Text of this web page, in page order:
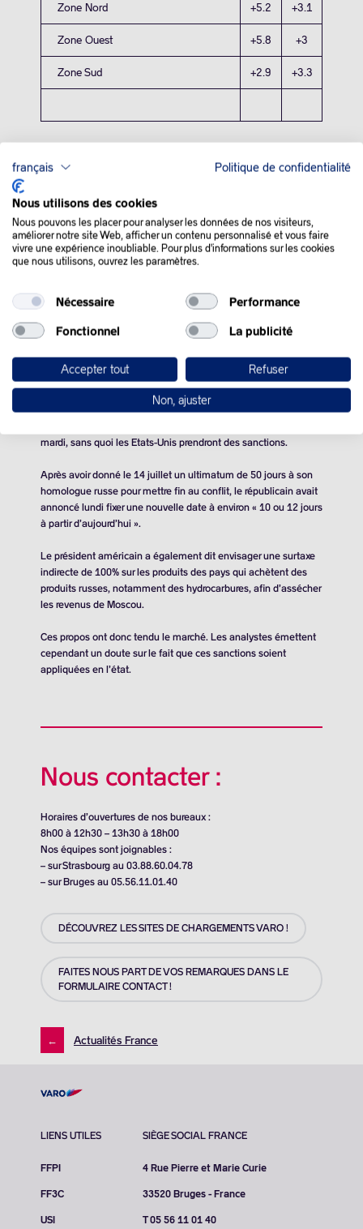
Zone Nord +5.2 +3.1
Zone Ouest +5.8 +3
Zone Sud +2.9 +3.3
QUE SE PASSE-T-IL
DANS LE MONDE :
Les cours du pétrole ont réalisé une deuxième séance
consécutive de nette hausse mardi, portés par les menaces
répétées de sanctions américaines contre la Russie en
De retour d’Ecosse, le président américain Donald Trump a
précisé à des journalistes, à bord de son avion présidentiel Air
Force One, que le délai accordé lundi à Moscou pour mettre un
mardi, sans quoi les Etats-Unis prendront des sanctions.
Après avoir donné le 14 juillet un ultimatum de 50 jours à son
homologue russe pour mettre fin au conflit, le républicain avait
annoncé lundi fixer une nouvelle date à environ « 10 ou 12 jours
à partir d’aujourd’hui ».
Le président américain a également dit envisager une surtaxe
indirecte de 100% sur les produits des pays qui achètent des
produits russes, notamment des hydrocarbures, afin d’assécher
les revenus de Moscou.
Ces propos ont donc tendu le marché. Les analystes émettent
cependant un doute sur le fait que ces sanctions soient
appliquées en l’état.
Nous contacter :
Horaires d’ouvertures de nos bureaux :
8h00 à 12h30 – 13h30 à 18h00
Nos équipes sont joignables :
– sur Strasbourg au 03.88.60.04.78
– sur Bruges au 05.56.11.01.40
DÉCOUVREZ LES SITES DE CHARGEMENTS VARO !
FAITES NOUS PART DE VOS REMARQUES DANS LE
FORMULAIRE CONTACT !
← Actualités France
LIENS UTILES
FFPI
FF3C
USI
SIÈGE SOCIAL FRANCE
4 Rue Pierre et Marie Curie
33520 Bruges - France
T 05 56 11 01 40
français Politique de confidentialité
Nous utilisons des cookies
Nous pouvons les placer pour analyser les données de nos visiteurs,
améliorer notre site Web, afficher un contenu personnalisé et vous faire
vivre une expérience inoubliable. Pour plus d'informations sur les cookies
que nous utilisons, ouvrez les paramètres.
Nécessaire Performance
Fonctionnel La publicité
Accepter tout Refuser
Non, ajuster